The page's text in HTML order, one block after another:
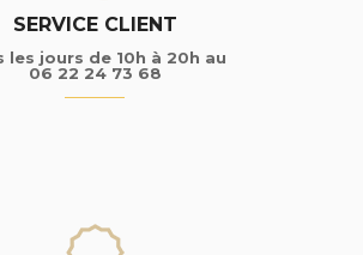
SERVICE CLIENT
les jours de 10h à 20h au
06 22 24 73 68